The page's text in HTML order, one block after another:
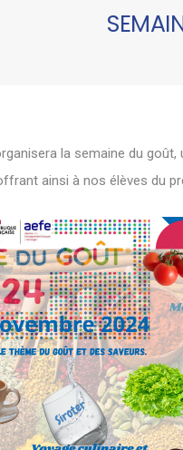
la semaine du
ainsi à nos élèves du